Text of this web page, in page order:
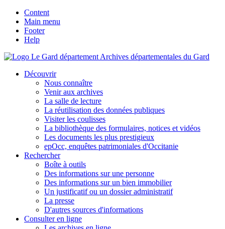
Content
Main menu
Footer
Help
Archives départementales du Gard
Découvrir
Nous connaître
Venir aux archives
La salle de lecture
La réutilisation des données publiques
Visiter les coulisses
La bibliothèque des formulaires, notices et vidéos
Les documents les plus prestigieux
epOcc, enquêtes patrimoniales d'Occitanie
Rechercher
Boîte à outils
Des informations sur une personne
Des informations sur un bien immobilier
Un justificatif ou un dossier administratif
La presse
D'autres sources d'informations
Consulter en ligne